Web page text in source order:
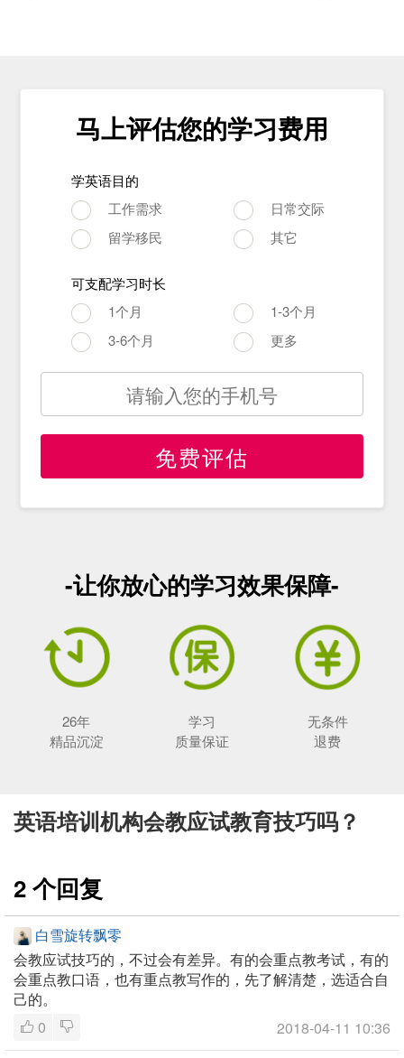
马上评估您的学习费用
学英语目的
工作需求
日常交际
留学移民
其它
可支配学习时长
1个月
1-3个月
3-6个月
更多
免费评估
-让你放心的学习效果保障-
26年
精品沉淀
学习
质量保证
无条件
退费
英语培训机构会教应试教育技巧吗？
2 个回复
白雪旋转飘零
会教应试技巧的，不过会有差异。有的会重点教考试，有的
会重点教口语，也有重点教写作的，先了解清楚，选适合自
己的。
0
2018-04-11 10:36